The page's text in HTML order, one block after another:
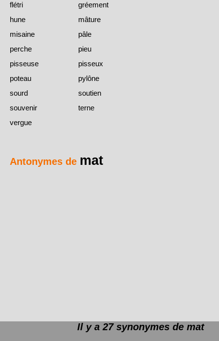
flétri
gréement
hune
mâture
misaine
pâle
perche
pieu
pisseuse
pisseux
poteau
pylône
sourd
soutien
souvenir
terne
vergue
Antonymes de mat
Il y a 27 synonymes de mat